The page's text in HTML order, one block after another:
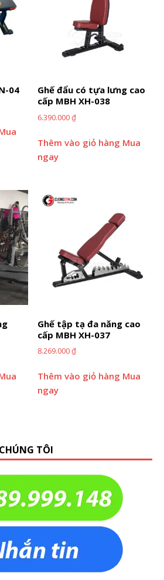
04
Ghế đẩu có tựa lưng cao
cấp MBH XH-038
6.390.000₫
Thêm vào giỏ hàng Mua
ngay
Ghế tập tạ đa năng cao
cấp MBH XH-037
8.269.000₫
Thêm vào giỏ hàng Mua
ngay
TÔI